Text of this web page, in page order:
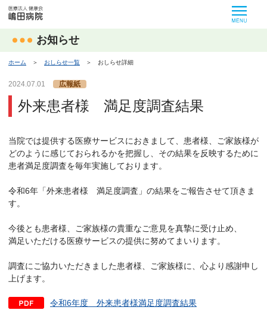
お知らせ
ホーム ＞ おしらせ一覧 ＞ おしらせ詳細
2024.07.01 広報紙
外来患者様 満足度調査結果
当院では提供する医療サービスにおきまして、患者様、ご家族様が
どのように感じておられるかを把握し、その結果を反映するために
患者満足度調査を毎年実施しております。
令和6年「外来患者様 満足度調査」の結果をご報告させて頂きま
す。
今後とも患者様、ご家族様の貴重なご意見を真摯に受け止め、
満足いただける医療サービスの提供に努めてまいります。
調査にご協力いただきました患者様、ご家族様に、心より感謝申し
上げます。
令和6年度 外来患者様満足度調査結果